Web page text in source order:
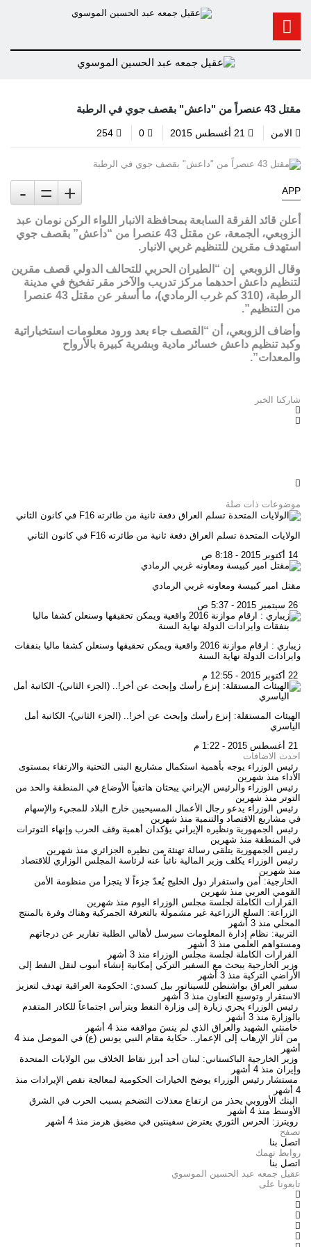
مقتل 43 عنصراً من "داعش" بقصف جوي في الرطبة
الامن
APP
+
=
-
أعلن قائد الفرقة السابعة بمحافظة الانبار اللواء الركن نومان عبد
الزوبعي، الجمعة، عن مقتل 43 عنصرا من “داعش” بقصف جوي
استهدف مقرين للتنظيم غربي الانبار.
وقال الزوبعي إن “الطيران الحربي للتحالف الدولي قصف مقرين
لتنظيم داعش احدهما مركز تدريب والآخر مقر تفخيخ في مدينة
الرطبة، (310 كم غرب الرمادي)، ما أسفر عن مقتل 43 عنصرا
من التنظيم”.
وأضاف الزوبعي، أن “القصف جاء بعد ورود معلومات استخباراتية
وكبد تنظيم داعش خسائر مادية وبشرية كبيرة بالأرواح
والمعدات”.
شاركنا الخبر
موضوعات ذات صلة
الولايات المتحدة تسلم العراق دفعة ثانية من طائرته F16 في كانون الثاني
مقتل امير كبيسة ومعاونه غربي الرمادي
زيباري : ارقام موازنة 2016 واقعية ويمكن تحقيقها وسنعلن كشفا ماليا بنفقات
وايرادات الدولة نهاية السنة
الهيئات المستقلة: إنزع رأسك وإبحث عن أخر!.. (الجزء الثاني)- الكاتبة أمل
الياسري
احدث الاضافات
رئيس الوزراء يوجه بأهمية استكمال مشاريع البنى التحتية والارتقاء بمستوى
الأداء منذ شهرين
رئيس الوزراء والرئيس الإيراني يبحثان هاتفياً الأوضاع في المنطقة والحد من
التوتر منذ شهرين
رئيس الوزراء يدعو رجال الأعمال المسيحيين خارج البلاد للمجيء والإسهام
في مشاريع الاقتصاد والتنمية منذ شهرين
رئيس الجمهورية ونظيره الإيراني يؤكدان أهمية وقف الحرب وإنهاء التوترات
في المنطقة منذ شهرين
رئيس الجمهورية يتلقى رسالة تهنئة من نظيره الجزائري منذ شهرين
رئيس الوزراء يكلف وزير المالية نائباً عنه لرئاسة المجلس الوزاري للاقتصاد
منذ شهرين
الخارجية: أمن واستقرار دول الخليج يُعدّ جزءاً لا يتجزأ من منظومة الأمن
القومي العربي منذ شهرين
القرارات الكاملة لجلسة مجلس الوزراء اليوم منذ شهرين
الزراعة: السلع الزراعية غير مشمولة بالتعرفة الجمركية وهناك وفرة بالمنتج
المحلي منذ 3 أشهر
التربية: نظام إدارة المعلومات سيرسل لأهالي الطلبة تقارير عن درجاتهم
ومستواهم العلمي منذ 3 أشهر
القرارات الكاملة لجلسة مجلس الوزراء منذ 3 أشهر
وزير الخارجية يبحث مع السفير التركي إمكانية إنشاء أنبوب لنقل النفط إلى
الأراضي التركية منذ 3 أشهر
سفير العراق بواشنطن للسيناتور بيل كسدي: الحكومة العراقية تهدف لتعزيز
الاستقرار وتوسيع التعاون منذ 3 أشهر
رئيس الوزراء يجري زيارة إلى وزارة النفط ويترأس اجتماعاً للكادر المتقدم
بالوزارة منذ 3 أشهر
خامنئي الشهيد والعراق الذي لم ينسَ مواقفه منذ 4 أشهر
من آثار الإرهاب إلى الإعمار.. حكاية مقام النبي يونس (ع) في الموصل
منذ 4
أشهر
وزير الخارجية الباكستاني: لبنان أحد أبرز نقاط الخلاف بين الولايات المتحدة
وإيران منذ 4 أشهر
مستشار رئيس الوزراء يوضح الخيارات الحكومية لمعالجة نقص الإيرادات منذ
4 أشهر
البنك الأوروبي يحذر من ارتفاع معدلات التضخم بسبب الحرب في الشرق
الأوسط منذ 4 أشهر
رويترز: الحرس الثوري يعترض سفينتين في مضيق هرمز منذ 4 أشهر
تصفح
اتصل بنا
روابط تهمك
اتصل بنا
عقيل جمعه عبد الحسين الموسوي
تابعونا على